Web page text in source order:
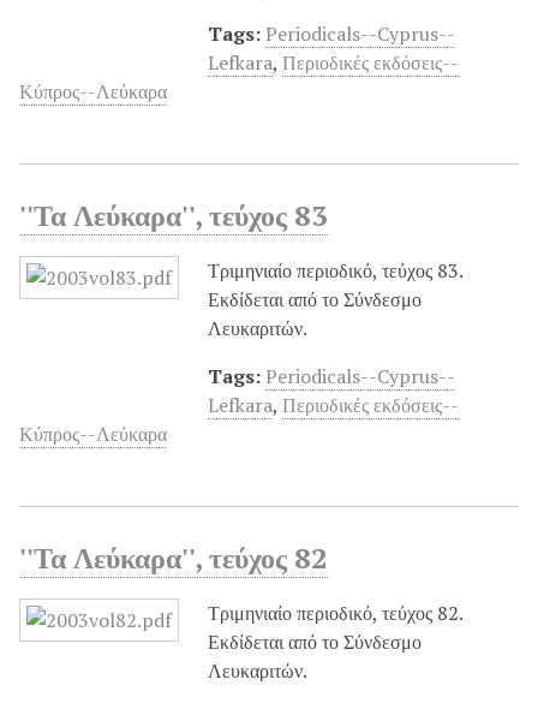
Tags: Periodicals--Cyprus--
Lefkara, Περιοδικές εκδόσεις--
Κύπρος--Λεύκαρα
''Τα Λεύκαρα'', τεύχος 83
Τριμηνιαίο περιοδικό, τεύχος 83.
Εκδίδεται από το Σύνδεσμο
Λευκαριτών.
Tags: Periodicals--Cyprus--
Lefkara, Περιοδικές εκδόσεις--
Κύπρος--Λεύκαρα
''Τα Λεύκαρα'', τεύχος 82
Τριμηνιαίο περιοδικό, τεύχος 82.
Εκδίδεται από το Σύνδεσμο
Λευκαριτών.